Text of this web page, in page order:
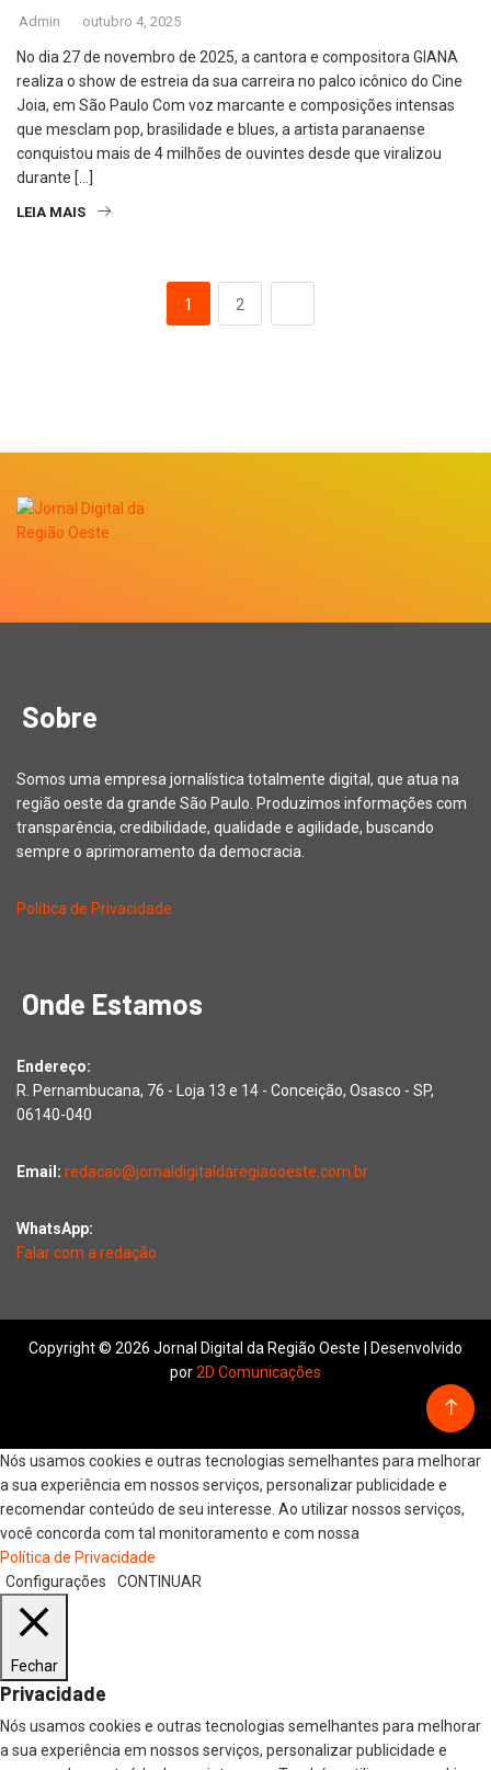
Admin outubro 4, 2025
No dia 27 de novembro de 2025, a cantora e compositora GIANA
realiza o show de estreia da sua carreira no palco icônico do Cine
Joia, em São Paulo Com voz marcante e composições intensas
que mesclam pop, brasilidade e blues, a artista paranaense
conquistou mais de 4 milhões de ouvintes desde que viralizou
durante […]
LEIA MAIS
1 2
Sobre
Somos uma empresa jornalística totalmente digital, que atua na
região oeste da grande São Paulo. Produzimos informações com
transparência, credibilidade, qualidade e agilidade, buscando
sempre o aprimoramento da democracia.
Política de Privacidade
Onde Estamos
Endereço:
R. Pernambucana, 76 - Loja 13 e 14 - Conceição, Osasco - SP,
06140-040
Email: redacao@jornaldigitaldaregiaooeste.com.br
WhatsApp:
Falar com a redação
Copyright © 2026 Jornal Digital da Região Oeste | Desenvolvido
por2D Comunicações
Nós usamos cookies e outras tecnologias semelhantes para melhorar
a sua experiência em nossos serviços, personalizar publicidade e
recomendar conteúdo de seu interesse. Ao utilizar nossos serviços,
você concorda com tal monitoramento e com nossa
Política de Privacidade
Configurações
CONTINUAR
Fechar
Privacidade
Nós usamos cookies e outras tecnologias semelhantes para melhorar
a sua experiência em nossos serviços, personalizar publicidade e